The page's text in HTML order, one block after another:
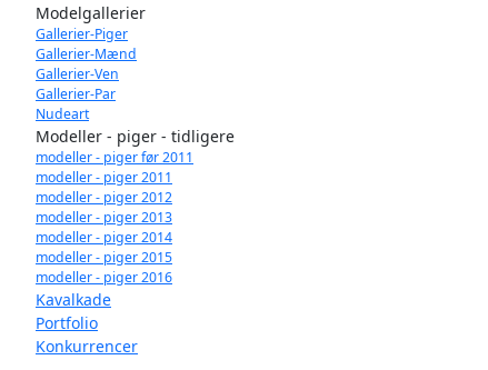
Modelgallerier
Gallerier-Piger
Gallerier-Mænd
Gallerier-Ven
Gallerier-Par
Nudeart
Modeller - piger - tidligere
modeller - piger før 2011
modeller - piger 2011
modeller - piger 2012
modeller - piger 2013
modeller - piger 2014
modeller - piger 2015
modeller - piger 2016
Kavalkade
Portfolio
Konkurrencer